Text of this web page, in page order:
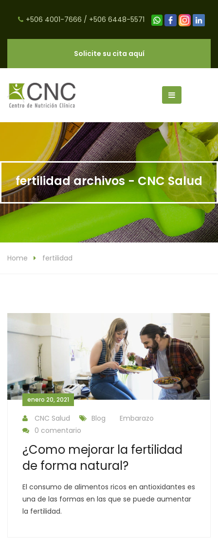
+506 4001-7666 / +506 6448-5571
Solicite su cita aquí
fertilidad archivos - CNC Salud
Home fertilidad
enero 20, 2021
CNC Salud Blog
Embarazo
0 comentario
¿Como mejorar la fertilidad
de forma natural?
El consumo de alimentos ricos en antioxidantes es
una de las formas en las que se puede aumentar
la fertilidad.